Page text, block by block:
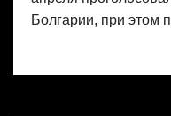
Болгарии, при этом